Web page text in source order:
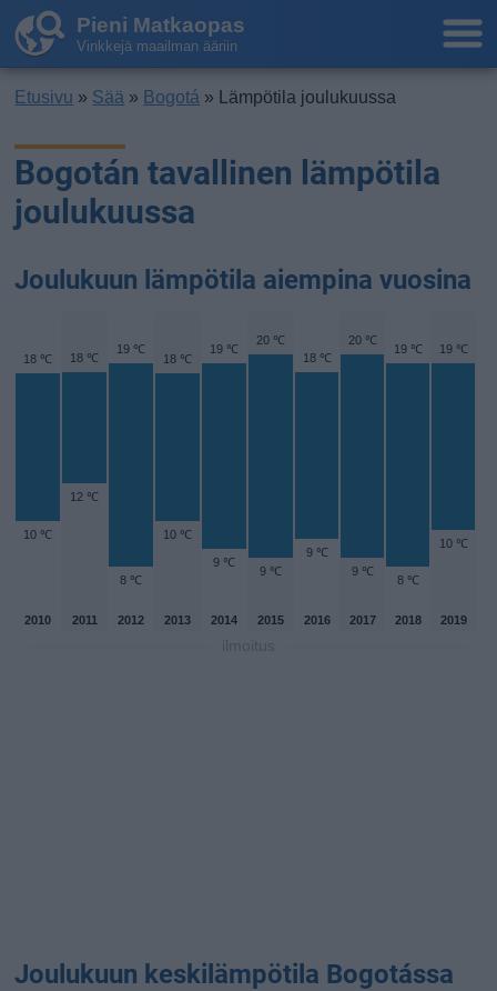
Pieni Matkaopas
Vinkkejä maailman ääriin
Etusivu » Sää » Bogotá » Lämpötila joulukuussa
Bogotán tavallinen lämpötila
joulukuussa
Joulukuun lämpötila aiempina vuosina
18 ℃
10 ℃
18 ℃
12 ℃
19 ℃
8 ℃
18 ℃
10 ℃
19 ℃
9 ℃
20 ℃
9 ℃
18 ℃
9 ℃
20 ℃
9 ℃
19 ℃
8 ℃
19 ℃
10 ℃
2010 2011 2012 2013 2014 2015 2016 2017 2018 2019
Joulukuun keskilämpötila Bogotássa